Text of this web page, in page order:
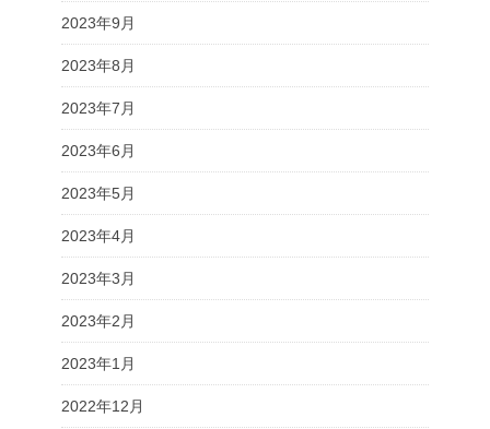
2023年9月
2023年8月
2023年7月
2023年6月
2023年5月
2023年4月
2023年3月
2023年2月
2023年1月
2022年12月